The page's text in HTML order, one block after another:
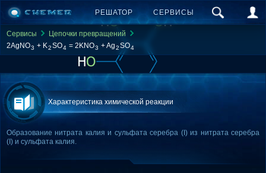
РЕШАТОР СЕРВИСЫ
Сервисы
Цепочки превращений
2AgNO3 + K2SO4 = 2KNO3 + Ag2SO4
Характеристика химической реакции
Образование нитрата калия и сульфата серебра (I) из нитрата серебра
(I) и сульфата калия.